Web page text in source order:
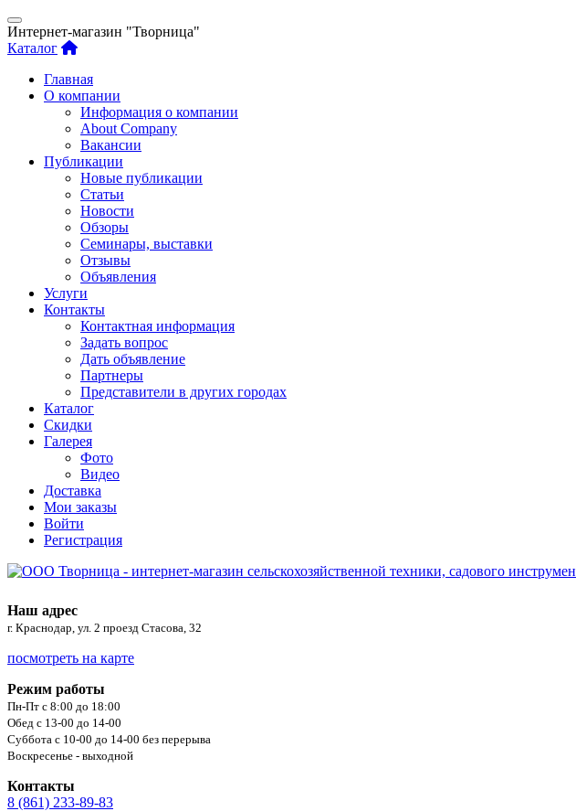
Интернет-магазин "Творница"
Каталог
Главная
О компании
Информация о компании
About Company
Вакансии
Публикации
Новые публикации
Статьи
Новости
Обзоры
Семинары, выставки
Отзывы
Объявления
Услуги
Контакты
Контактная информация
Задать вопрос
Дать объявление
Партнеры
Представители в других городах
Каталог
Скидки
Галерея
Фото
Видео
Доставка
Мои заказы
Войти
Регистрация
Наш адрес
г. Краснодар, ул. 2 проезд Стасова, 32
посмотреть на карте
Режим работы
Пн-Пт с 8:00 до 18:00
Обед с 13-00 до 14-00
Суббота с 10-00 до 14-00 без перерыва
Воскресенье - выходной
Контакты
8 (861) 233-89-83